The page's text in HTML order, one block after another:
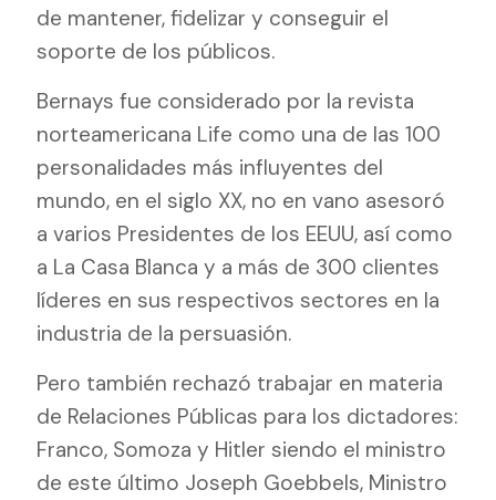
de mantener, fidelizar y conseguir el
soporte de los públicos.
Bernays fue considerado por la revista
norteamericana Life como una de las 100
personalidades más influyentes del
mundo, en el siglo XX, no en vano asesoró
a varios Presidentes de los EEUU, así como
a La Casa Blanca y a más de 300 clientes
líderes en sus respectivos sectores en la
industria de la persuasión.
Pero también rechazó trabajar en materia
de Relaciones Públicas para los dictadores:
Franco, Somoza y Hitler siendo el ministro
de este último Joseph Goebbels, Ministro